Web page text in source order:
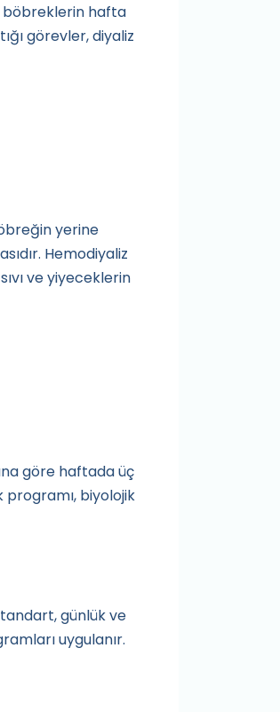
böbreklerin hafta
görevler, diyaliz
yerine
Hemodiyaliz
ve yiyeceklerin
göre haftada üç
programı, biyolojik
günlük ve
uygulanır.